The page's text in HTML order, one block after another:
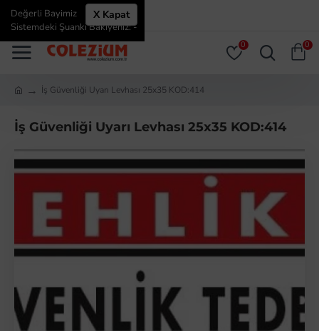
ÜYE GIRIŞI ÜYE OL
0 0
X Kapat
Değerli Bayimiz
Sistemdeki Şuanki Bakiyeniz: -
İş Güvenliği Uyarı Levhası 25x35 KOD:414
İş Güvenliği Uyarı Levhası 25x35 KOD:414